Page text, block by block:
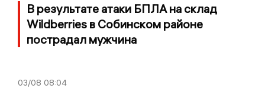
В результате атаки БПЛА на склад
Wildberries в Собинском районе
пострадал мужчина
03/08 08:04